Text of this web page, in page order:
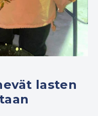
lasten